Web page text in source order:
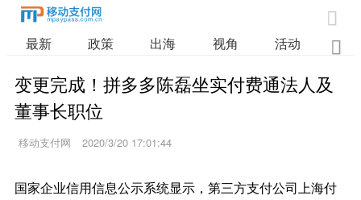

最新 政策 出海 视角 活动 业

变更完成！拼多多陈磊坐实付费通法人及
董事长职位
移动支付网 2020/3/20 17:01:44
国家企业信用信息公示系统显示，第三方支付公司上海付